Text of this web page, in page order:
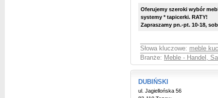
Oferujemy szeroki wybór
systemy * tapicerki. RATY!
Zapraszamy pn.-pt. 10-18,
Słowa kluczowe: meble
Branże: Meble - Handel,
DUBIŃSKI
ul. Jagiellońska 56